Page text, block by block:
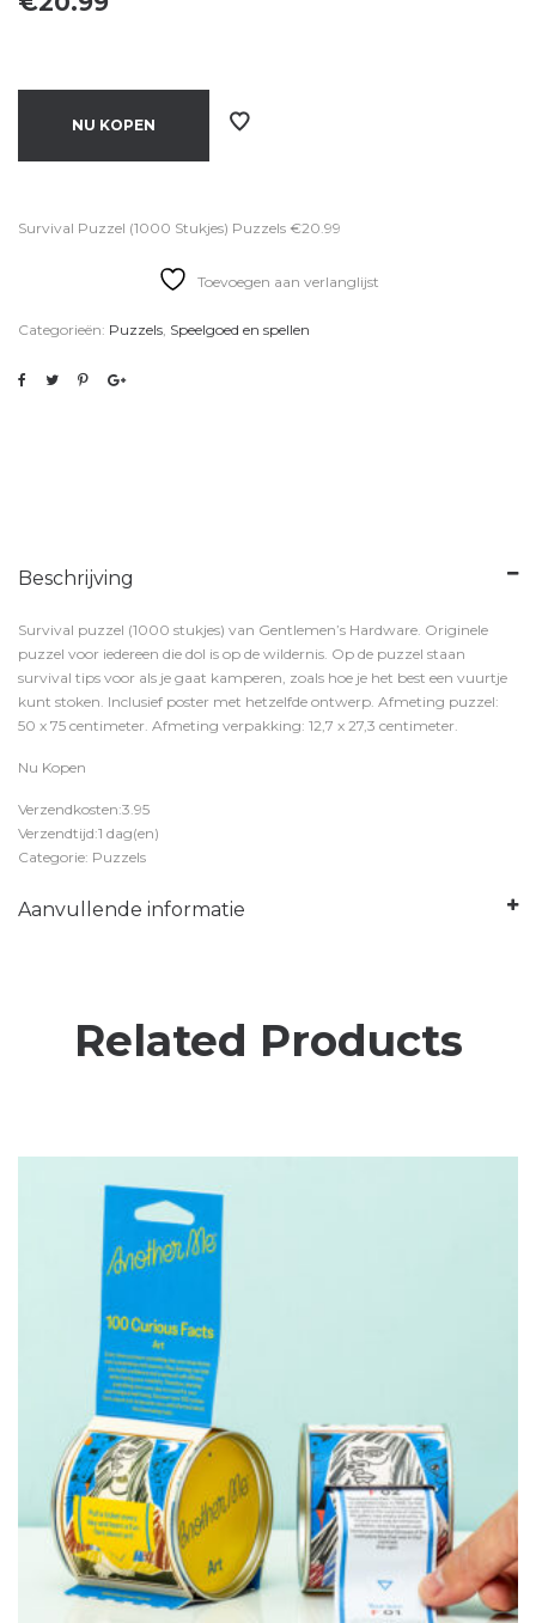
NU KOPEN
Survival Puzzel (1000 Stukjes) Puzzels €20.99
Toevoegen aan verlanglijst
Categorieën: Puzzels, Speelgoed en spellen
Beschrijving
Survival puzzel (1000 stukjes) van Gentlemen’s Hardware. Originele
puzzel voor iedereen die dol is op de wildernis. Op de puzzel staan
survival tips voor als je gaat kamperen, zoals hoe je het best een vuurtje
kunt stoken. Inclusief poster met hetzelfde ontwerp. Afmeting puzzel:
50 x 75 centimeter. Afmeting verpakking: 12,7 x 27,3 centimeter.
Nu Kopen
Verzendkosten:3.95
Verzendtijd:1 dag(en)
Categorie: Puzzels
Aanvullende informatie
Related Products